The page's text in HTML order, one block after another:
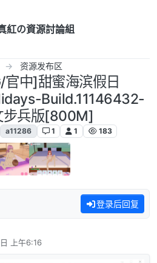
紅の資源討論組
资源发布区
中]甜蜜海滨假日
Build.11146432-
步兵版[800M]
a11286 1 1 183
登录后回复
上午6:16